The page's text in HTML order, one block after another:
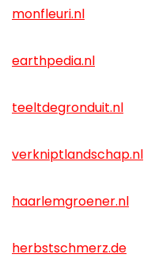
monfleuri.nl
earthpedia.nl
teeltdegronduit.nl
verkniptlandschap.nl
haarlemgroener.nl
herbstschmerz.de